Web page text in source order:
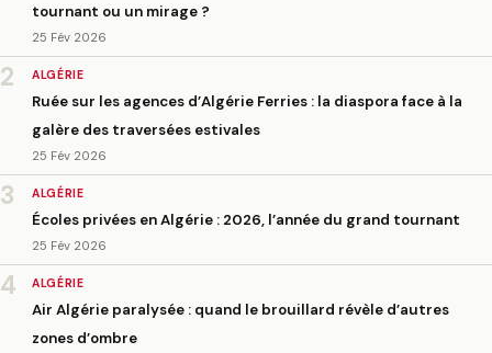
tournant ou un mirage ?
25 Fév 2026
2 ALGÉRIE
Ruée sur les agences d’Algérie Ferries : la diaspora face à la
galère des traversées estivales
25 Fév 2026
3 ALGÉRIE
Écoles privées en Algérie : 2026, l’année du grand tournant
25 Fév 2026
4 ALGÉRIE
Air Algérie paralysée : quand le brouillard révèle d’autres
zones d’ombre